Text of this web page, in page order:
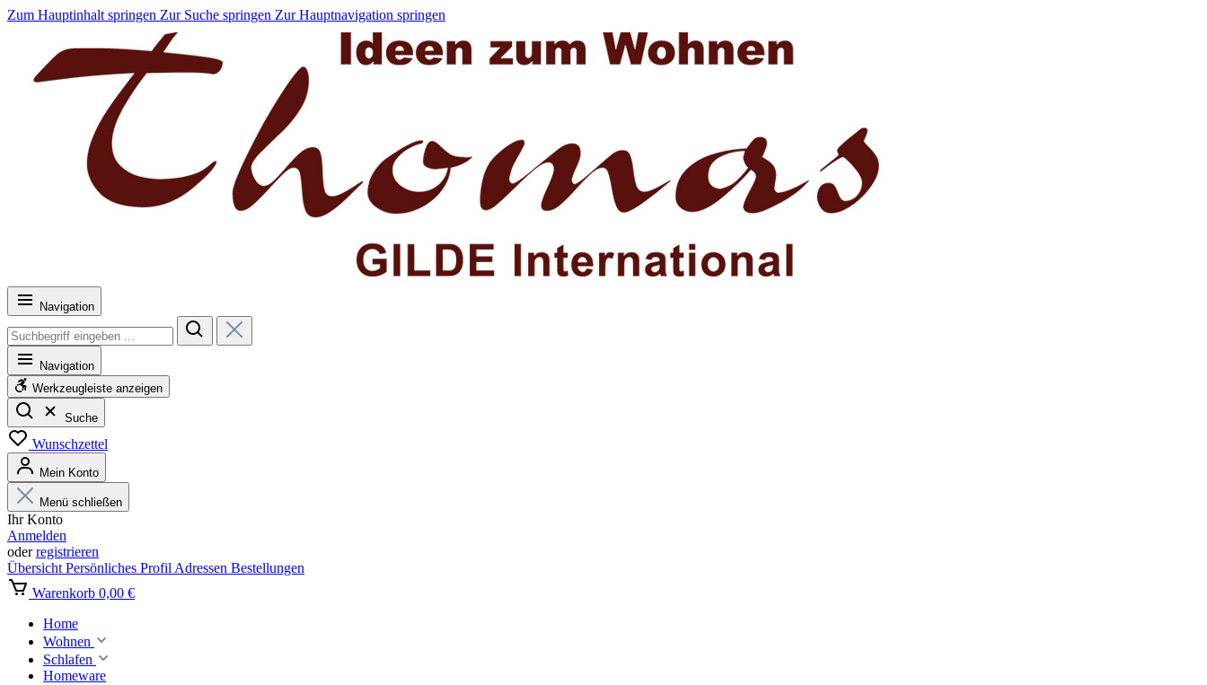
Zum Hauptinhalt springen Zur Suche springen Zur Hauptnavigation springen
Navigation
Navigation
Werkzeugleiste anzeigen
Suche
Wunschzettel
Mein Konto
Menü schließen
Ihr Konto
Anmelden
oderregistrieren
Übersicht Persönliches Profil Adressen Bestellungen
Warenkorb 0,00 €
Home
Wohnen
Schlafen
Homeware